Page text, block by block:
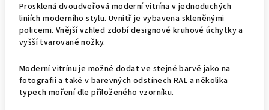
Prosklená dvoudveřová moderní vitrína v jednoduchých
liniích moderního stylu. Uvnitř je vybavena skleněnými
policemi. Vnější vzhled zdobí designové kruhové úchytky a
vyšší tvarované nožky.
Moderní vitrínu je možné dodat ve stejné barvě jako na
fotografii a také v barevných odstínech RAL a několika
typech moření dle přiloženého vzorníku.